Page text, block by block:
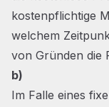
kostenpflichtige
welchem
von Gründen die
b)
Im Falle eines